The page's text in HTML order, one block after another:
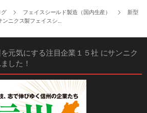
フェイスシールド製造（国内生産）
新型
ニクス製フェイスシ...
元気にする注目企業１５社 にサンニク
した！